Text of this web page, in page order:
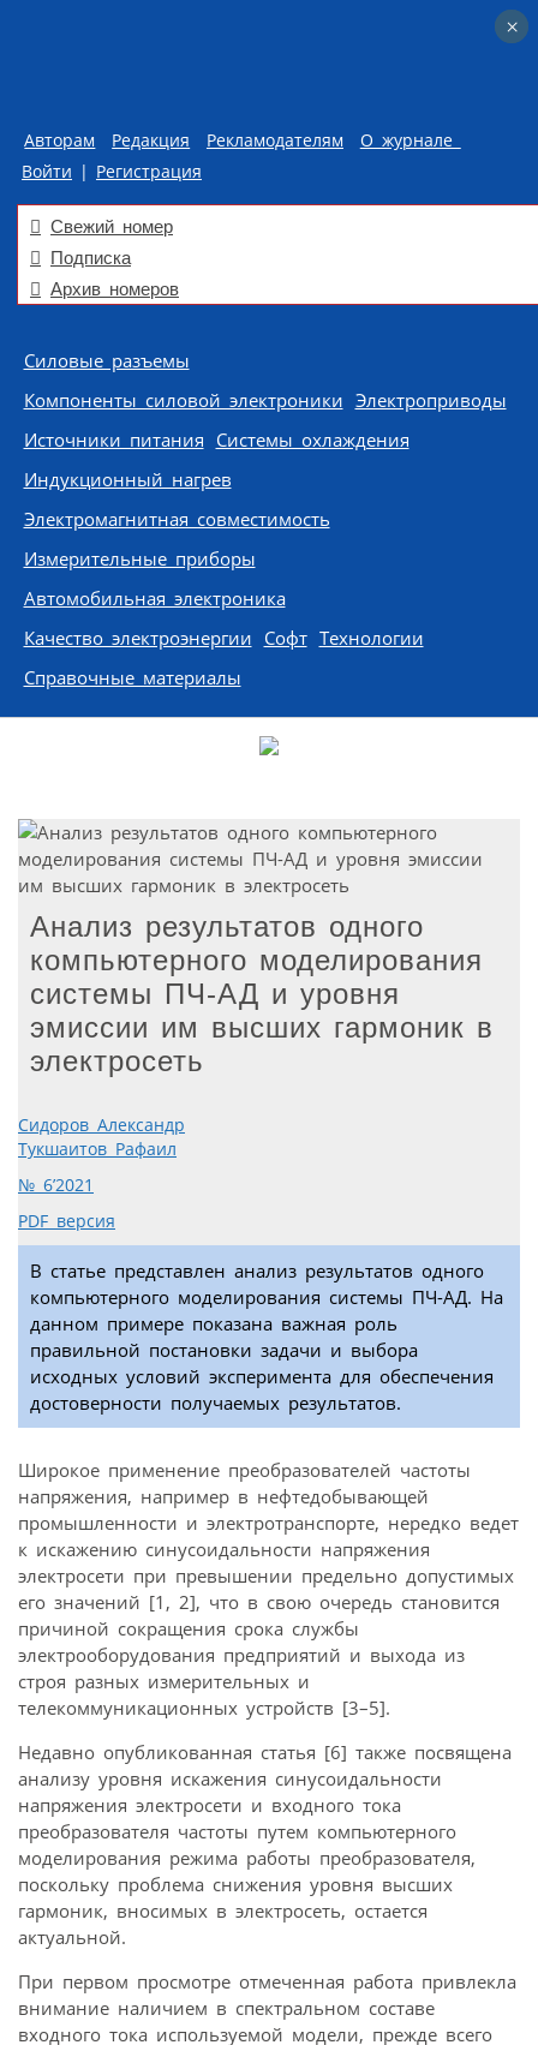
Авторам Редакция Рекламодателям
О журнале
Войти | Регистрация
Свежий номер
Подписка
Архив номеров
Skip to content
Силовые разъемы
Компоненты силовой электроники Электроприводы
Источники питания Системы охлаждения
Индукционный нагрев
Электромагнитная совместимость
Измерительные приборы
Автомобильная электроника
Качество электроэнергии Софт Технологии
Справочные материалы
Анализ результатов одного
компьютерного моделирования
системы ПЧ-АД и уровня
эмиссии им высших гармоник в
электросеть
Сидоров Александр
Тукшаитов Рафаил
№ 6’2021
PDF версия
В статье представлен анализ результатов одного
компьютерного моделирования системы ПЧ-АД. На
данном примере показана важная роль
правильной постановки задачи и выбора
исходных условий эксперимента для обеспечения
достоверности получаемых результатов.
Широкое применение преобразователей частоты
напряжения, например в нефтедобывающей
промышленности и электротранспорте, нередко ведет
к искажению синусоидальности напряжения
электросети при превышении предельно допустимых
его значений [1, 2], что в свою очередь становится
причиной сокращения срока службы
электрооборудования предприятий и выхода из
строя разных измерительных и
телекоммуникационных устройств [3–5].
Недавно опубликованная статья [6] также посвящена
анализу уровня искажения синусоидальности
напряжения электросети и входного тока
преобразователя частоты путем компьютерного
моделирования режима работы преобразователя,
поскольку проблема снижения уровня высших
гармоник, вносимых в электросеть, остается
актуальной.
При первом просмотре отмеченная работа привлекла
внимание наличием в спектральном составе
входного тока используемой модели, прежде всего
×
×